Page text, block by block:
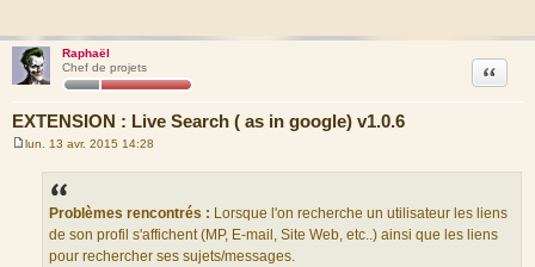
Raphaël
Chef de projets
EXTENSION : Live Search ( as in google) v1.0.6
Citation
lun. 13 avr. 2015 14:28
Problèmes rencontrés : Lorsque l'on recherche un utilisateur les liens
de son profil s'affichent (MP, E-mail, Site Web, etc..) ainsi que les liens
pour rechercher ses sujets/messages.